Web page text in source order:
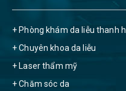
+ Phòng khám da liễu thanh
+ Chuyên khoa da liễu
+ Laser thẩm mỹ
+ Chăm sóc da